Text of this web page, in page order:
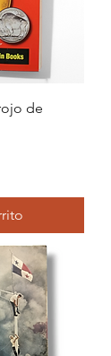
de